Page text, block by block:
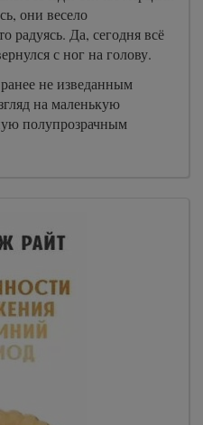
они весело
радуясь. Да, сегодня всё
с ног на голову.
не изведанным
на маленькую
полупрозрачным